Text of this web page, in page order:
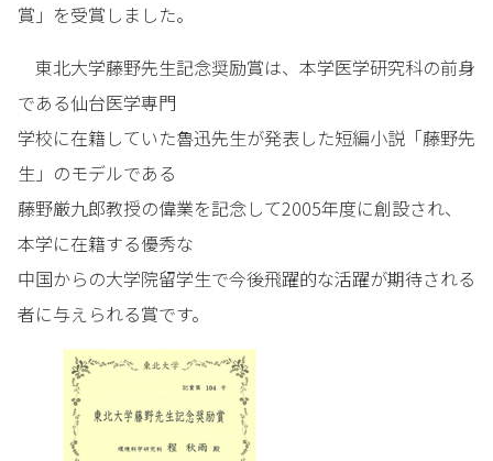
賞」を受賞しました。
東北大学藤野先生記念奨励賞は、本学医学研究科の前身
である仙台医学専門
学校に在籍していた魯迅先生が発表した短編小説「藤野先
生」のモデルである
藤野厳九郎教授の偉業を記念して2005年度に創設され、
本学に在籍する優秀な
中国からの大学院留学生で今後飛躍的な活躍が期待される
者に与えられる賞です。